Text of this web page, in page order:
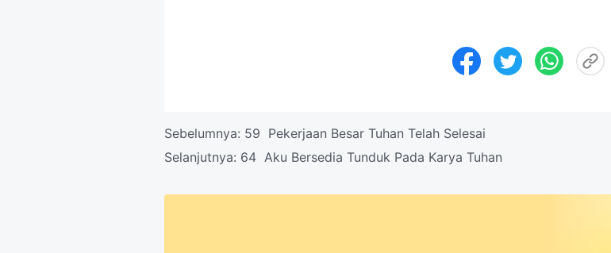
Sebelumnya: 59 Pekerjaan Besar Tuhan Telah Selesai
Selanjutnya: 64 Aku Bersedia Tunduk Pada Karya Tuhan